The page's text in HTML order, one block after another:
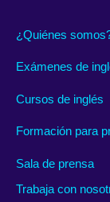
¿Quiénes
Exámenes de
Cursos de inglés
Formación para
Sala de prensa
Trabaja con